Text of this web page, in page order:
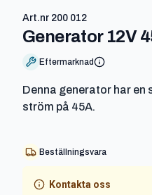
Art.nr 200 012
Generator 12V
Eftermarknad
Denna generator har en
ström på 45A.
Beställningsvara
Kontakta oss